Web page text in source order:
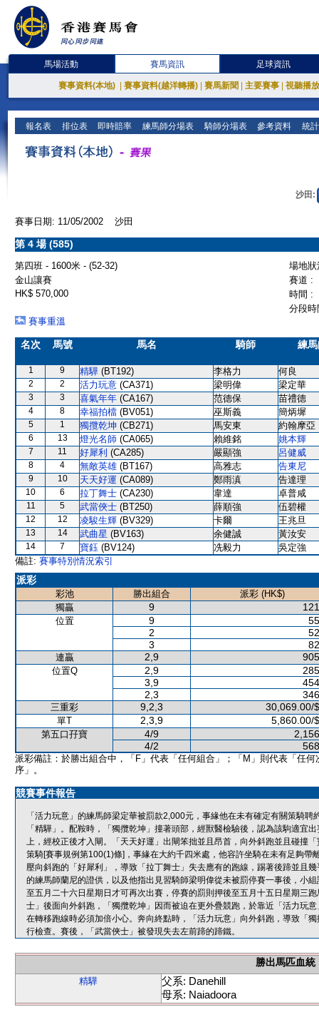
馬場活動 賽馬資訊 足球資訊
賽事資料(本地) 賽事資料(越洋轉播) 賽馬新聞 主要賽事 視聽播
報名表 排位表 即時賠率 練馬師分場表 騎師分場表 參考資料 統
沙田:
賽事日期: 11/05/2002 沙田
第 4 場 (585)
第四班 - 1600米 - (52-32)
場地
金山讓賽
賽道 :
HK$ 570,000
時間 :
分段
賽事重溫
名次 馬號 馬名 騎師 練
1 9 精驊 (BT192) 李格力 何良
2 2 活力玩意 (CA371) 梁明偉 梁定華
3 3 喜氣年年 (CA167) 范德保 苗禮德
4 8 幸福拍檔 (BV051) 巫斯義 簡炳墀
5 1 獨攬乾坤 (CB271) 馬安東 約翰摩亞
6 13 燈光名師 (CA065) 賴維銘 姚本輝
7 11 好犀利 (CA285) 嚴顯強 呂健威
8 4 無敵英雄 (BT167) 高雅志 告東尼
9 10 天天好運 (CA089) 鄭雨滇 告達理
10 6 拉丁舞士 (CA230) 韋達 卓普咸
11 5 武當俠士 (BT250) 薛順強 伍碧權
12 12 凌駿生輝 (BV329) 卡爾 王兆旦
13 14 武曲星 (BV163) 余健誠 黃汝安
14 7 寶鈺 (BV124) 冼毅力
吳定強
備註: 賽事特別情況索引
派彩
彩池 勝出組合
派彩 (HK$)
獨贏
9
位置 9
2
3
連贏 2,9
位置Q 2,9
3,9
2,3
三重彩 9,2,3 30,069.00/
單T 2,3,9 5,860.00/
第五口孖寶 4/9
4/2
派彩備註：於勝出組合中，「F」代表「任何組合」；「M」則代表「任何
序」。
競賽事件報告
「活力玩意」的練馬師梁定華被罰款2,000元，事緣他在未有確定有關策騎
「精驊」。配鞍時，「獨攬乾坤」撞著頭部，經獸醫檢驗後，認為該駒適宜
上，經校正後才入閘。「天天好運」出閘笨拙並且昂首，向外斜跑並且碰撞
策騎[賽事規例第100(1)條]，事緣在大約千四米處，他容許坐騎在未有足夠
壓向斜跑的「好犀利」，導致「拉丁舞士」失去應有的跑線，踢著後蹄並且
的練馬師蘭尼的證供，以及他指出見習騎師梁明偉從未被罰停賽一事後，小
至五月二十六日星期日才可再次出賽，停賽的罰則押後至五月十五日星期三
士」後面向外斜跑，「獨攬乾坤」因而被迫在更外疊競跑，於靠近「活力玩
在轉移跑線時必須加倍小心。奔向終點時，「活力玩意」向外斜跑，導致「
行檢查。賽後，「武當俠士」被發現失去左前蹄的蹄鐵。
勝出馬匹血統
精驊
父系: Danehill
母系: Naiadoora